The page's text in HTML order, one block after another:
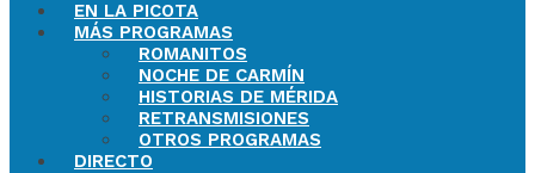
EN LA PICOTA
MÁS PROGRAMAS
ROMANITOS
NOCHE DE CARMÍN
HISTORIAS DE MÉRIDA
RETRANSMISIONES
OTROS PROGRAMAS
DIRECTO